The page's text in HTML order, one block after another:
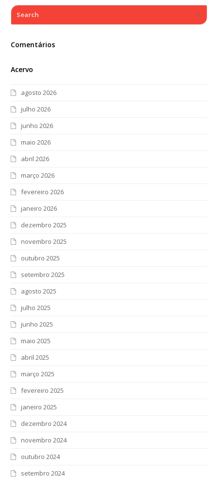
Search
Comentários
Acervo
agosto 2026
julho 2026
junho 2026
maio 2026
abril 2026
março 2026
fevereiro 2026
janeiro 2026
dezembro 2025
novembro 2025
outubro 2025
setembro 2025
agosto 2025
julho 2025
junho 2025
maio 2025
abril 2025
março 2025
fevereiro 2025
janeiro 2025
dezembro 2024
novembro 2024
outubro 2024
setembro 2024